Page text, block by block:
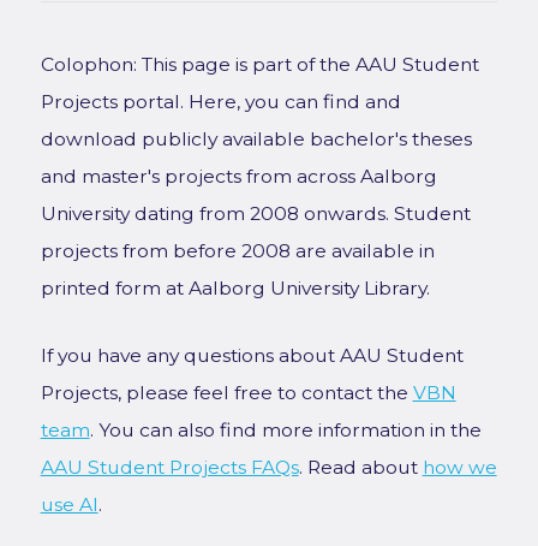
Colophon: This page is part of the AAU Student
Projects portal. Here, you can find and
download publicly available bachelor's theses
and master's projects from across Aalborg
University dating from 2008 onwards. Student
projects from before 2008 are available in
printed form at Aalborg University Library.
If you have any questions about AAU Student
Projects, please feel free to contact the VBN
team. You can also find more information in the
AAU Student Projects FAQs. Read about how we
use AI.